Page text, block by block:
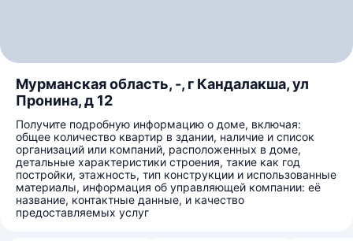
Мурманская область, -, г Кандалакша, ул
Пронина, д 12
Получите подробную информацию о доме, включая:
общее количество квартир в здании, наличие и список
организаций или компаний, расположенных в доме,
детальные характеристики строения, такие как год
постройки, этажность, тип конструкции и использованные
материалы, информация об управляющей компании: её
название, контактные данные, и качество
предоставляемых услуг